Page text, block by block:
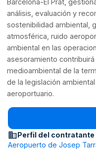
Barcelona-El Prat,
análisis, evaluación y
sostenibilidad ambiental,
atmosférica, ruido
ambiental en las
asesoramiento
medioambiental de la
de la legislación
aeroportuario.
Perfil del contratante
Aeropuerto de Josep